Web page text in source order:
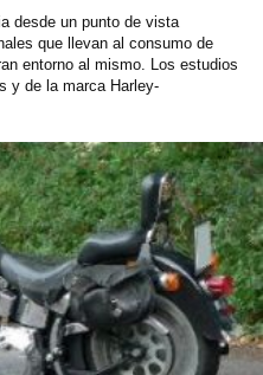
desde un punto de vista
que llevan al consumo de
entorno al mismo. Los estudios
y de la marca Harley-